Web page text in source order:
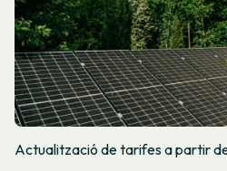
Actualització de tarifes a partir